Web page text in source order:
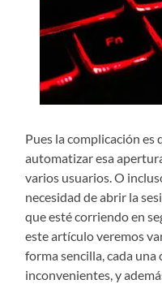
Pues la complicación es
automatizar esa
varios usuarios. O
necesidad de abrir la
que esté corriendo en
este artículo veremos
forma sencilla, cada una
inconvenientes, y